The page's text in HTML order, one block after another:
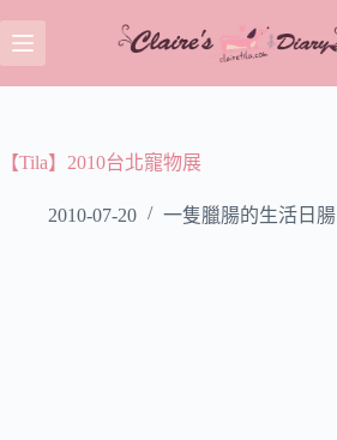
至
主
容【Tila】2010台北寵物展
2010-07-20 一隻臘腸的生活日腸